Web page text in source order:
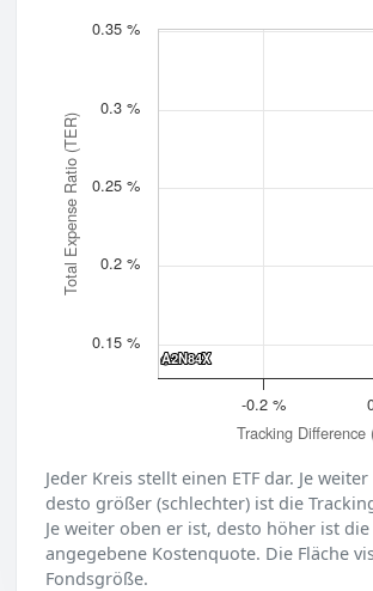
Tracking Difference
Total Expense Ratio (TER)
A2N84X
A2N84X
-0.2 %
0.15 %
0.2 %
0.25 %
0.3 %
0.35 %
Jeder Kreis stellt einen ETF dar. Je
desto größer (schlechter) ist die
Je weiter oben er ist, desto höher ist
angegebene Kostenquote. Die Fläche
Fondsgröße.